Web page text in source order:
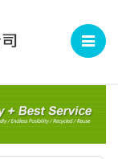
Toggle